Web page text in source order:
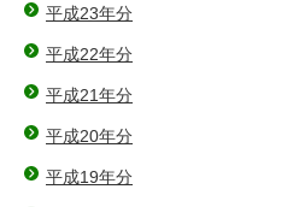
平成23年分
平成22年分
平成21年分
平成20年分
平成19年分